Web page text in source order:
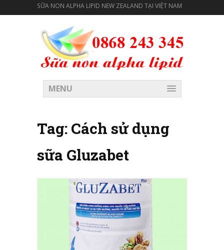
SỮA NON ALPHA LIPID NEW ZEALAND TẠI VIỆT NAM
MENU
Tag: Cách sử dụng
sữa Gluzabet